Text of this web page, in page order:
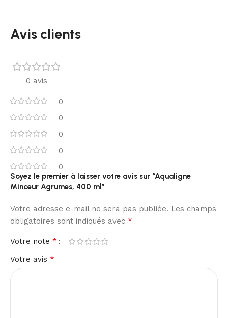
Avis clients
0 avis
0
0
0
0
0
Soyez le premier à laisser votre avis sur “Aqualigne
Minceur Agrumes, 400 ml”
Votre adresse e-mail ne sera pas publiée. Les champs
obligatoires sont indiqués avec *
Votre note *
Votre avis *